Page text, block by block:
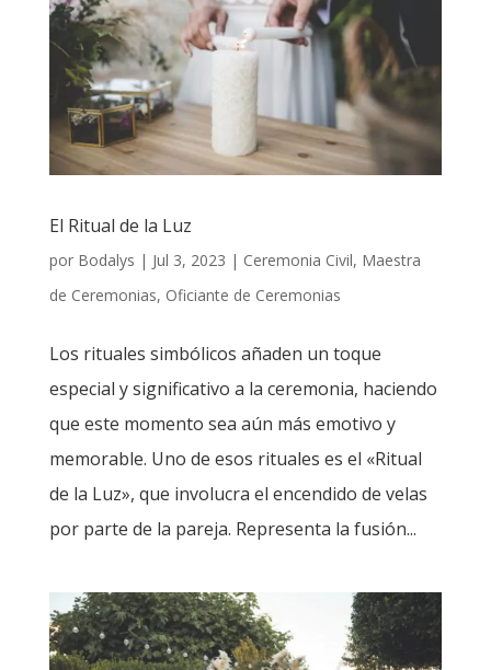
El Ritual de la Luz
por Bodalys | Jul 3, 2023 | Ceremonia Civil, Maestra
de Ceremonias, Oficiante de Ceremonias
Los rituales simbólicos añaden un toque
especial y significativo a la ceremonia, haciendo
que este momento sea aún más emotivo y
memorable. Uno de esos rituales es el «Ritual
de la Luz», que involucra el encendido de velas
por parte de la pareja. Representa la fusión...